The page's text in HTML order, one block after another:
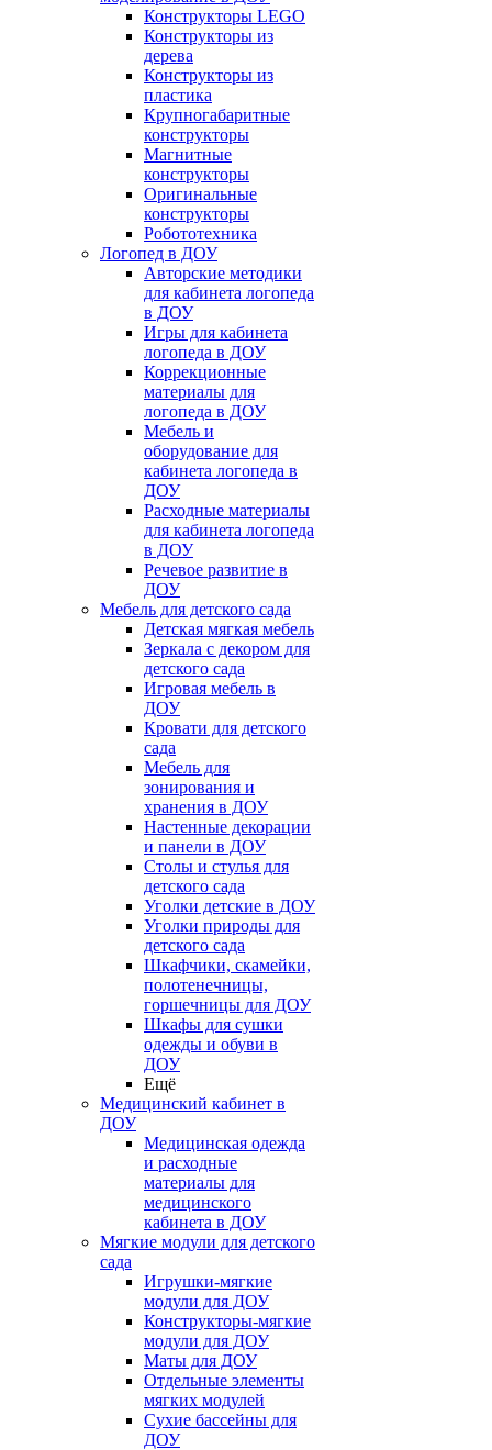
Конструкторы LEGO
Конструкторы из
дерева
Конструкторы из
пластика
Крупногабаритные
конструкторы
Магнитные
конструкторы
Оригинальные
конструкторы
Робототехника
Логопед в ДОУ
Авторские методики
для кабинета логопеда
в ДОУ
Игры для кабинета
логопеда в ДОУ
Коррекционные
материалы для
логопеда в ДОУ
Мебель и
оборудование для
кабинета логопеда в
ДОУ
Расходные материалы
для кабинета логопеда
в ДОУ
Речевое развитие в
ДОУ
Мебель для детского сада
Детская мягкая мебель
Зеркала с декором для
детского сада
Игровая мебель в
ДОУ
Кровати для детского
сада
Мебель для
зонирования и
хранения в ДОУ
Настенные декорации
и панели в ДОУ
Столы и стулья для
детского сада
Уголки детские в ДОУ
Уголки природы для
детского сада
Шкафчики, скамейки,
полотенечницы,
горшечницы для ДОУ
Шкафы для сушки
одежды и обуви в
ДОУ
Ещё
Медицинский кабинет в
ДОУ
Медицинская одежда
и расходные
материалы для
медицинского
кабинета в ДОУ
Мягкие модули для детского
сада
Игрушки-мягкие
модули для ДОУ
Конструкторы-мягкие
модули для ДОУ
Маты для ДОУ
Отдельные элементы
мягких модулей
Сухие бассейны для
ДОУ